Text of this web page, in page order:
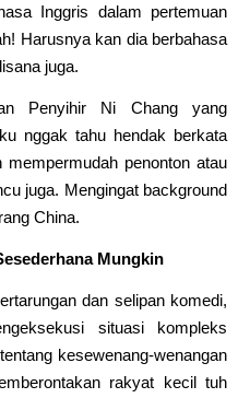
Inggris dalam pertemuan
Harusnya kan dia berbahasa
juga.
Penyihir Ni Chang yang
nggak tahu hendak berkata
penonton atau
juga. Mengingat background
China.
Mungkin
dan selipan komedi,
situasi kompleks
kesewenang-wenangan
rakyat kecil tuh